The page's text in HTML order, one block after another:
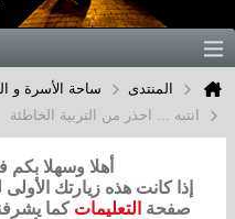
المنتدى ساحة الأسرة و
انتبه ... احذر من التربية الخاطئة
أهلا وسهلا بكم
إذا كانت هذه زيارتك
صفحة التعليمات كما